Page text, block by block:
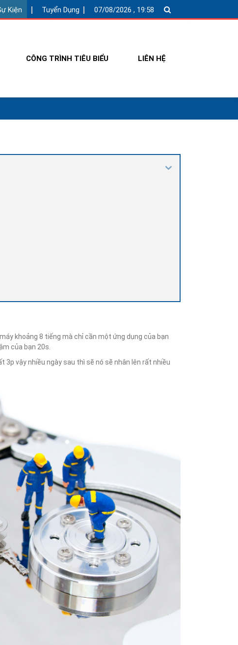
Kiện Tuyển Dụng 07/08/2026 , 19:58
CÔNG TRÌNH TIÊU BIỂU LIÊN HỆ
khoảng 8 tiếng mà chỉ cần một ứng dụng của bạn
của bạn 20s.
3p vậy nhiều ngày sau thì sẽ nó sẽ nhân lên rất nhiều